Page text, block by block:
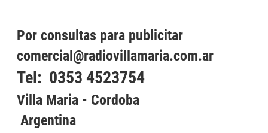
Por consultas para publicitar
comercial@radiovillamaria.com.ar
Tel: 0353 4523754
Villa Maria - Cordoba
Argentina